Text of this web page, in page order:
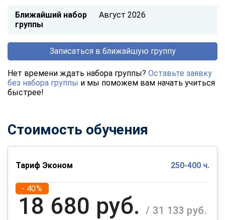
Ближайший набор
группы
Август 2026
Записаться в ближайшую группу
Нет времени ждать набора группы? Оставьте заявку
без набора группы и мы поможем вам начать учиться
быстрее!
Стоимость обучения
Тариф Эконом 250-400 ч.
- 40%
18 680 руб. / 31 133 руб.